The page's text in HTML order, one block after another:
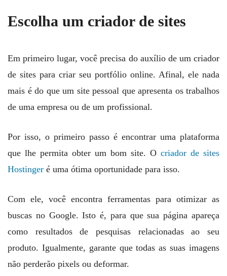
Escolha um criador de sites
Em primeiro lugar, você precisa do auxílio de um criador
de sites para criar seu portfólio online. Afinal, ele nada
mais é do que um site pessoal que apresenta os trabalhos
de uma empresa ou de um profissional.
Por isso, o primeiro passo é encontrar uma plataforma
que lhe permita obter um bom site. O criador de sites
Hostinger é uma ótima oportunidade para isso.
Com ele, você encontra ferramentas para otimizar as
buscas no Google. Isto é, para que sua página apareça
como resultados de pesquisas relacionadas ao seu
produto. Igualmente, garante que todas as suas imagens
não perderão pixels ou deformar.